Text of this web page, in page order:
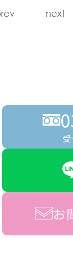
next
お